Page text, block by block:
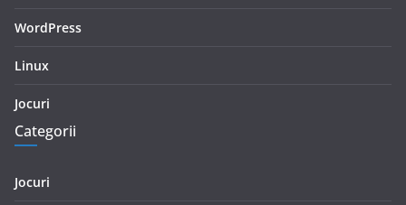
WordPress
Linux
Jocuri
Categorii
Jocuri